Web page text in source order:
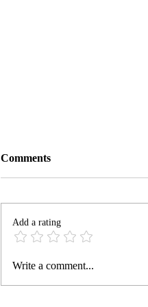
IZRAEL | MINISTRAT
Comments
Add a rating
Write a comment...